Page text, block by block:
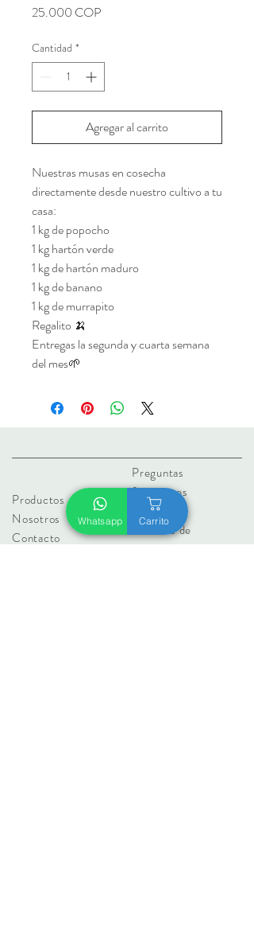
25.000 COP
Cantidad *
Agregar al carrito
Nuestras musas en cosecha
directamente desde nuestro cultivo a tu
casa:
1 kg de popocho
1 kg hartón verde
1 kg de hartón maduro
1 kg de banano
1 kg de murrapito
Regalito 🍌
Entregas la segunda y cuarta semana
del mes🌱
Productos
Nosotros
Contacto
Preguntas
frecuentes
Cobertura
Políticasde
privacidad
Whatsapp Carrito